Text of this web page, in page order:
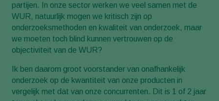
partijen. In onze sector werken we veel samen met de
WUR, natuurlijk mogen we kritisch zijn op
onderzoeksmethoden en kwaliteit van onderzoek, maar
we moeten toch blind kunnen vertrouwen op de
objectiviteit van de WUR?
Ik ben daarom groot voorstander van onafhankelijk
onderzoek op de kwantiteit van onze producten in
vergelijk met dat van onze concurrenten. Dit is 1 of 2 jaar